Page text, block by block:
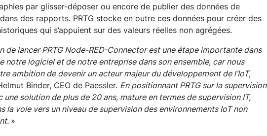
par glisser-déposer ou encore de publier des données de
des rapports. PRTG stocke en outre ces données pour créer des
qui s’appuient sur des valeurs réelles non agrégées.
de lancer PRTG Node-RED-Connector est une étape importante dans
notre logiciel et de notre entreprise dans son ensemble, car nous
ambition de devenir un acteur majeur du développement de l’IoT,
Binder, CEO de Paessler. En positionnant PRTG sur la supervision
une solution de plus de 20 ans, mature en termes de supervision IT,
la voie vers un niveau de supervision des environnements IoT non
»